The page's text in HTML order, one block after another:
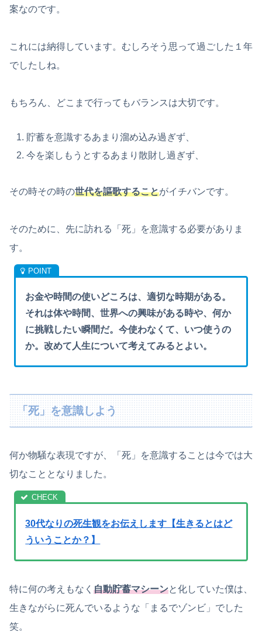
案なのです。
これには納得しています。むしろそう思って過ごした１年
でしたしね。
もちろん、どこまで行ってもバランスは大切です。
貯蓄を意識するあまり溜め込み過ぎず、
今を楽しもうとするあまり散財し過ぎず、
その時その時の世代を謳歌することがイチバンです。
そのために、先に訪れる「死」を意識する必要がありま
す。
お金や時間の使いどころは、適切な時期がある。
それは体や時間、世界への興味がある時や、何か
に挑戦したい瞬間だ。今使わなくて、いつ使うの
か。改めて人生について考えてみるとよい。
「死」を意識しよう
何か物騒な表現ですが、「死」を意識することは今では大
切なこととなりました。
30代なりの死生観をお伝えします【生きるとはど
ういうことか？】
特に何の考えもなく 自動貯蓄マシーンと化していた僕は、
生きながらに死んでいるような「まるでゾンビ」でした
笑。